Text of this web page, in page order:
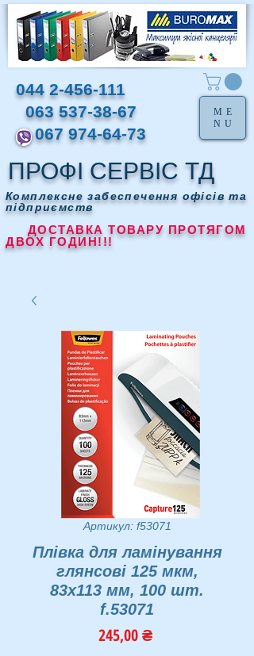
ПРОФІ СЕРВІС ТД
Комплексне забеспечення офісів та
підприємств
ДОСТАВКА ТОВАРУ ПРОТЯГОМ
ДВОХ ГОДИН!!!
044 2-456-111
063 537-38-67
067 974-64-73
ME
NU
Артикул: f53071
Плівка для ламінування
глянсові 125 мкм,
83x113 мм, 100 шт.
f.53071
245,00 ₴Ціна